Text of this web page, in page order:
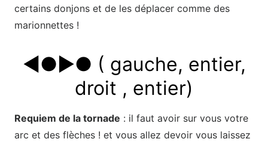
certains donjons et de les déplacer comme des
marionnettes !
◄●►● ( gauche, entier,
droit , entier)
Requiem de la tornade : il faut avoir sur vous votre
arc et des flèches ! et vous allez devoir vous laissez